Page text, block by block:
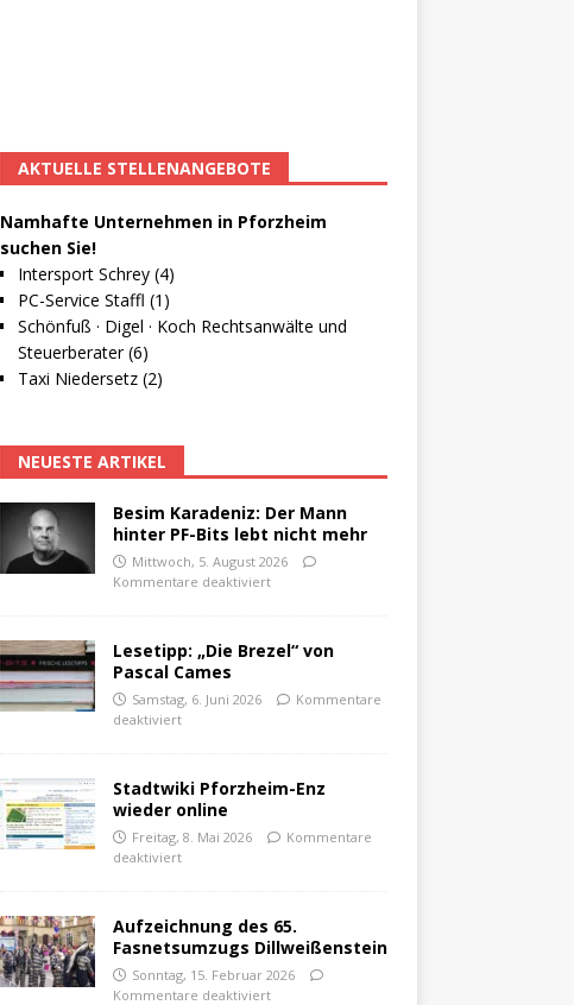
AKTUELLE STELLENANGEBOTE
Namhafte Unternehmen in Pforzheim
suchen Sie!
Intersport Schrey (4)
PC-Service Staffl (1)
Schönfuß · Digel · Koch Rechtsanwälte und
Steuerberater (6)
Taxi Niedersetz (2)
NEUESTE ARTIKEL
Besim Karadeniz: Der Mann
hinter PF-Bits lebt nicht mehr
Mittwoch, 5. August 2026
Kommentare deaktiviert
Lesetipp: „Die Brezel“ von
Pascal Cames
Samstag, 6. Juni 2026
Kommentare
deaktiviert
Stadtwiki Pforzheim-Enz
wieder online
Freitag, 8. Mai 2026
Kommentare
deaktiviert
Aufzeichnung des 65.
Fasnetsumzugs Dillweißenstein
Sonntag, 15. Februar 2026
Kommentare deaktiviert